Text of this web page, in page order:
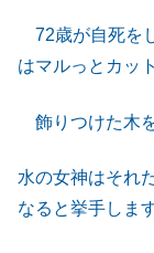
72歳が自死を
はマルっとカッ
飾りつけた木
水の女神はそれ
なると挙手します